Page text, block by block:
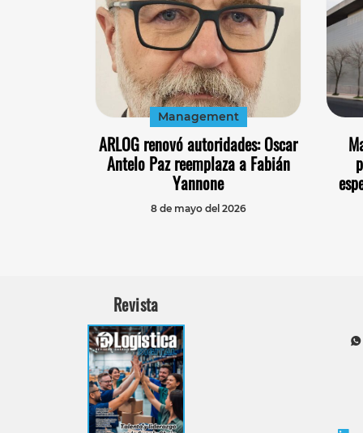
Management
ARLOG renovó autoridades: Oscar
Antelo Paz reemplaza a Fabián
Yannone
8 de mayo del 2026
Revista